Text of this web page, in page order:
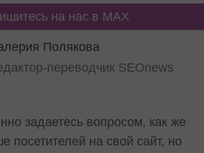
на нас в MAX
Полякова
переводчик SEOnews
задаетесь вопросом, как же
посетителей на свой сайт, но